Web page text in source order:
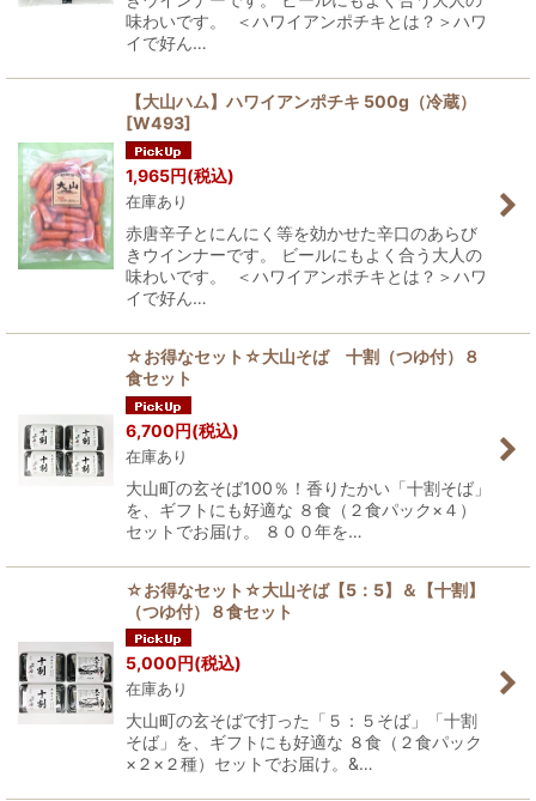
味わいです。 ＜ハワイアンポチキとは？＞ハワ
イで好ん…
【大山ハム】ハワイアンポチキ 500g（冷蔵）
[W493]
1,965円(税込)
在庫あり
赤唐辛子とにんにく等を効かせた辛口のあらび
きウインナーです。 ビールにもよく合う大人の
味わいです。 ＜ハワイアンポチキとは？＞ハワ
イで好ん…
☆お得なセット☆大山そば 十割（つゆ付）８
食セット
6,700円(税込)
在庫あり
大山町の玄そば100％！香りたかい「十割そば」
を、ギフトにも好適な ８食（２食パック×４）
セットでお届け。 ８００年を…
☆お得なセット☆大山そば【5：5】＆【十割】
（つゆ付）８食セット
5,000円(税込)
在庫あり
大山町の玄そばで打った「５：５そば」「十割
そば」を、ギフトにも好適な ８食（２食パック
×２×２種）セットでお届け。&…